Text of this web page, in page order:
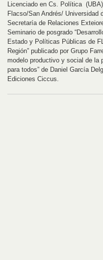
Licenciado en Cs. Política
Flacso/San Andrés/ Universidad
Secretaría de Relaciones
Seminario de posgrado
Estado y Políticas Públicas de
Región” publicado por Grupo
modelo productivo y social de la
para todos” de Daniel García
Ediciones Ciccus.